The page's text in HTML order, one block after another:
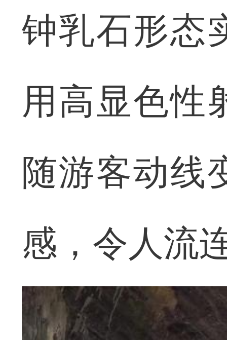
钟乳石形态
用高显色性
随游客动线
感，令人流